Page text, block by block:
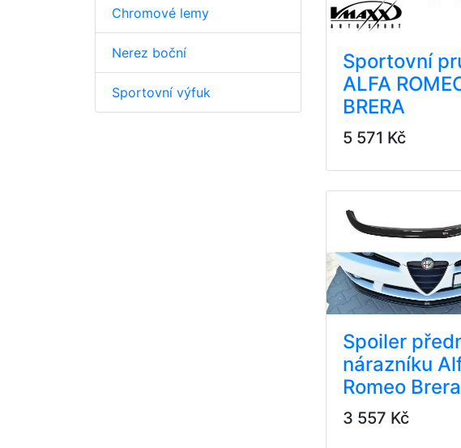
Chromové lemy
Nerez boční
Sportovní výfuk
Sportovní
ALFA
BRERA
5 571 Kč
Spoiler
nárazníku
Romeo Brera
3 557 Kč